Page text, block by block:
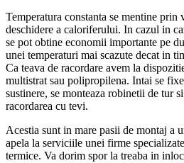
Temperatura constanta se mentine prin
deschidere a caloriferului. In cazul in
se pot obtine economii importante pe
unei temperaturi mai scazute decat in
Ca teava de racordare avem la
multistrat sau polipropilena. Intai se
sustinere, se monteaza robinetii de tur
racordarea cu tevi.
Acestia sunt in mare pasii de montaj a
apela la serviciile unei firme
termice. Va dorim spor la treaba in